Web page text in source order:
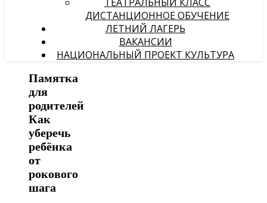
ДИСТАНЦИОННОЕ ОБУЧЕНИЕ
ЛЕТНИЙ ЛАГЕРЬ
ВАКАНСИИ
НАЦИОНАЛЬНЫЙ ПРОЕКТ КУЛЬТУРА
Памятка
для
родителей
Как
уберечь
ребёнка
от
рокового
шага